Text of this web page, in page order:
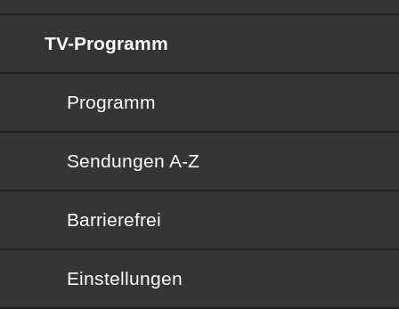
TV-Programm
Programm
Sendungen von A bis Z
Sendungen A-Z
Barrierefrei
Barrierefrei
Einstellungen